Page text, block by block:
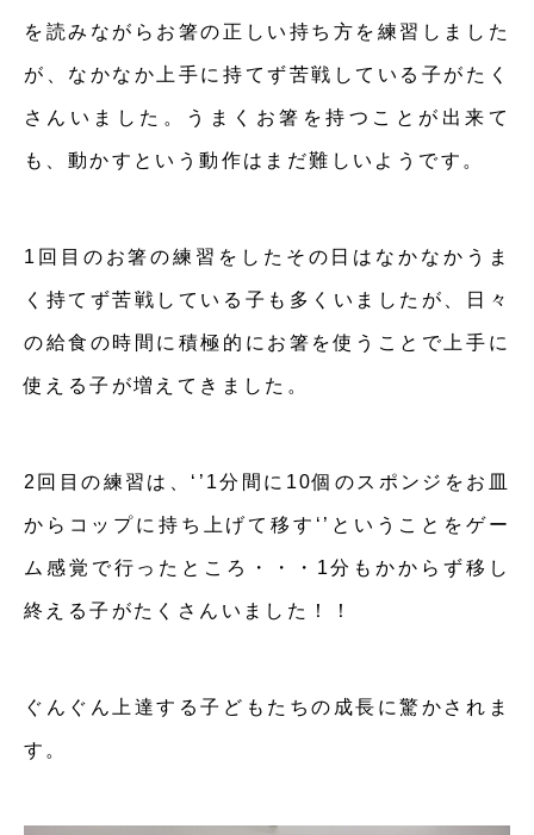
を読みながらお箸の正しい持ち方を練習しました
が、なかなか上手に持てず苦戦している子がたく
さんいました。うまくお箸を持つことが出来て
も、動かすという動作はまだ難しいようです。
1回目のお箸の練習をしたその日はなかなかうま
く持てず苦戦している子も多くいましたが、日々
の給食の時間に積極的にお箸を使うことで上手に
使える子が増えてきました。
2回目の練習は、‘’1分間に10個のスポンジをお皿
からコップに持ち上げて移す‘’ということをゲー
ム感覚で行ったところ・・・1分もかからず移し
終える子がたくさんいました！！
ぐんぐん上達する子どもたちの成長に驚かされま
す。